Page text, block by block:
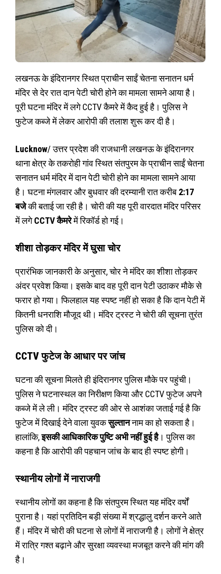
लखनऊ के इंदिरानगर स्थित प्राचीन साईं चेतना सनातन धर्म
मंदिर से देर रात दान पेटी चोरी होने का मामला सामने आया है।
पूरी घटना मंदिर में लगे CCTV कैमरे में कैद हुई है। पुलिस ने
फुटेज कब्जे में लेकर आरोपी की तलाश शुरू कर दी है।
Lucknow/ उत्तर प्रदेश की राजधानी लखनऊ के इंदिरानगर
थाना क्षेत्र के तकरोही गांव स्थित संतपुरम के प्राचीन साईं चेतना
सनातन धर्म मंदिर में दान पेटी चोरी होने का मामला सामने आया
है। घटना मंगलवार और बुधवार की दरम्यानी रात करीब 2:17
बजेकी बताई जा रही है। चोरी की यह पूरी वारदात मंदिर परिसर
में लगेCCTV कैमरेमें रिकॉर्ड हो गई।
शीशा तोड़कर मंदिर में घुसा चोर
प्रारंभिक जानकारी के अनुसार, चोर ने मंदिर का शीशा तोड़कर
अंदर प्रवेश किया। इसके बाद वह पूरी दान पेटी उठाकर मौके से
फरार हो गया। फिलहाल यह स्पष्ट नहीं हो सका है कि दान पेटी में
कितनी धनराशि मौजूद थी। मंदिर ट्रस्ट ने चोरी की सूचना तुरंत
पुलिस को दी।
CCTV फुटेज के आधार पर जांच
घटना की सूचना मिलते ही इंदिरानगर पुलिस मौके पर पहुंची।
पुलिस ने घटनास्थल का निरीक्षण किया और CCTV फुटेज अपने
कब्जे में ले ली। मंदिर ट्रस्ट की ओर से आशंका जताई गई है कि
फुटेज में दिखाई देने वाला युवकसुल्ताननाम का हो सकता है।
हालांकि,इसकी आधिकारिक पुष्टि अभी नहीं हुई है। पुलिस का
कहना है कि आरोपी की पहचान जांच के बाद ही स्पष्ट होगी।
स्थानीय लोगों में नाराजगी
स्थानीय लोगों का कहना है कि संतपुरम स्थित यह मंदिर वर्षों
पुराना है। यहां प्रतिदिन बड़ी संख्या में श्रद्धालु दर्शन करने आते
हैं। मंदिर में चोरी की घटना से लोगों में नाराजगी है। लोगों ने क्षेत्र
में रात्रि गश्त बढ़ाने और सुरक्षा व्यवस्था मजबूत करने की मांग की
है।